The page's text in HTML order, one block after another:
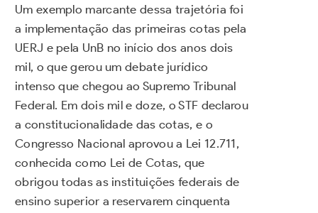
Um exemplo marcante dessa trajetória foi
a implementação das primeiras cotas pela
UERJ e pela UnB no início dos anos dois
mil, o que gerou um debate jurídico
intenso que chegou ao Supremo Tribunal
Federal. Em dois mil e doze, o STF declarou
a constitucionalidade das cotas, e o
Congresso Nacional aprovou a Lei 12.711,
conhecida como Lei de Cotas, que
obrigou todas as instituições federais de
ensino superior a reservarem cinquenta